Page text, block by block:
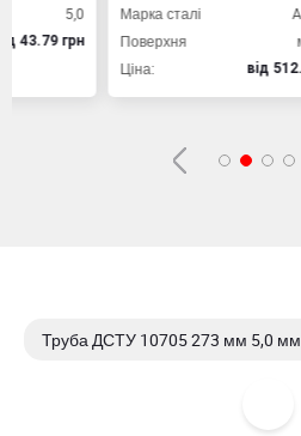
грн
Марка сталі
AISI 316
Поверхня
вiд 512.50 грн
Труба ДСТУ 10705 273 мм 5,0 мм